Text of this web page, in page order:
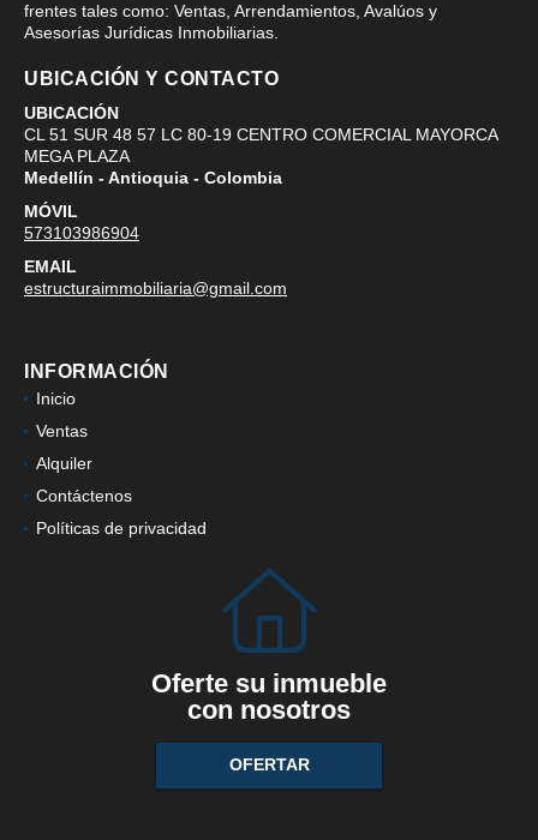
frentes tales como: Ventas, Arrendamientos, Avalúos y
Asesorías Jurídicas Inmobiliarias.
UBICACIÓN Y CONTACTO
UBICACIÓN
CL 51 SUR 48 57 LC 80-19 CENTRO COMERCIAL MAYORCA
MEGA PLAZA
Medellín - Antioquia - Colombia
MÓVIL
573103986904
EMAIL
estructuraimmobiliaria@gmail.com
INFORMACIÓN
Inicio
Ventas
Alquiler
Contáctenos
Políticas de privacidad
Oferte su inmueble
con nosotros
OFERTAR